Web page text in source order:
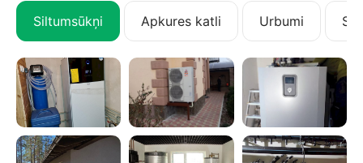
Siltumsūkņi Apkures katli Urbumi